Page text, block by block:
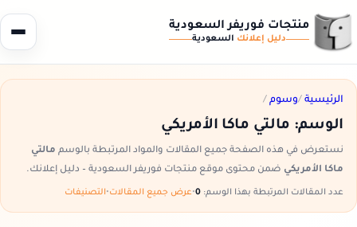
منتجات فوريفر السعودية
دليل إعلانك السعودية
الرئيسية /وسوم /
الوسم: مالتي ماكا الأمريكي
نستعرض في هذه الصفحة جميع المقالات والمواد المرتبطة بالوسم مالتي
ماكا الأمريكي ضمن محتوى موقع منتجات فوريفر السعودية – دليل إعلانك.
عدد المقالات المرتبطة بهذا الوسم: •عرض جميع المقالات•التصنيفات